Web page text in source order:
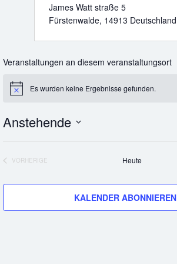
James Watt straße 5
Fürstenwalde, 14913 Deutschland
Veranstaltungen an diesem veranstaltungsort
HinweisEs wurden keine Ergebnisse gefunden.
Anstehende
VORHERIGE
Heute
KALENDER ABONNIEREN